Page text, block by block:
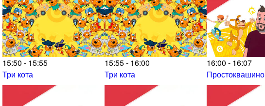
15:50 - 15:55
Три кота
15:55 - 16:00
Три кота
16:00 - 16:07
Простоквашино